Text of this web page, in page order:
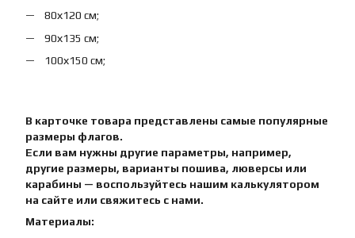
80х120 см;
90х135 см;
100х150 см;
В карточке товара представлены самые популярные
размеры флагов.
Если вам нужны другие параметры, например,
другие размеры, варианты пошива, люверсы или
карабины — воспользуйтесь нашим калькулятором
на сайте или свяжитесь с нами.
Материалы: